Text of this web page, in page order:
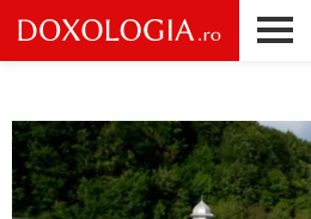
Skip
to
main